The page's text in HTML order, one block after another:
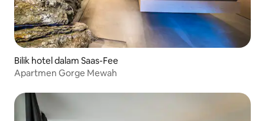
Bilik hotel dalam Saas-Fee
Apartmen Gorge Mewah